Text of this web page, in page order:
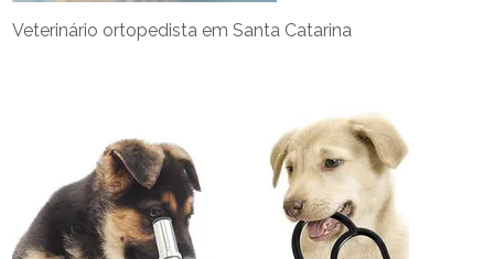
Veterinário ortopedista em Santa Catarina